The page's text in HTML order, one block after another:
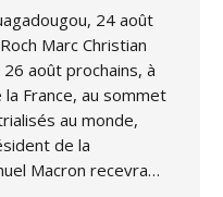
24 août
Marc Christian
août prochains, à
France, au sommet
au monde,
de la
Macron recevra…